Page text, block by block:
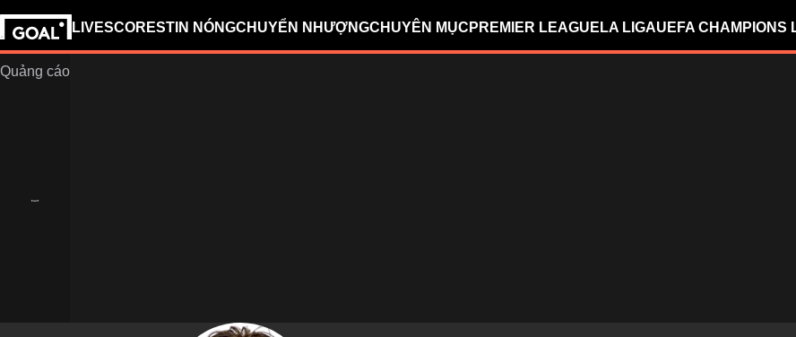
LIVESCORESTIN NÓNGCHUYỂN NHƯỢNGCHUYÊN MỤC PREMIER LEAGUE LA LIGAUEFA CHAMPIONS